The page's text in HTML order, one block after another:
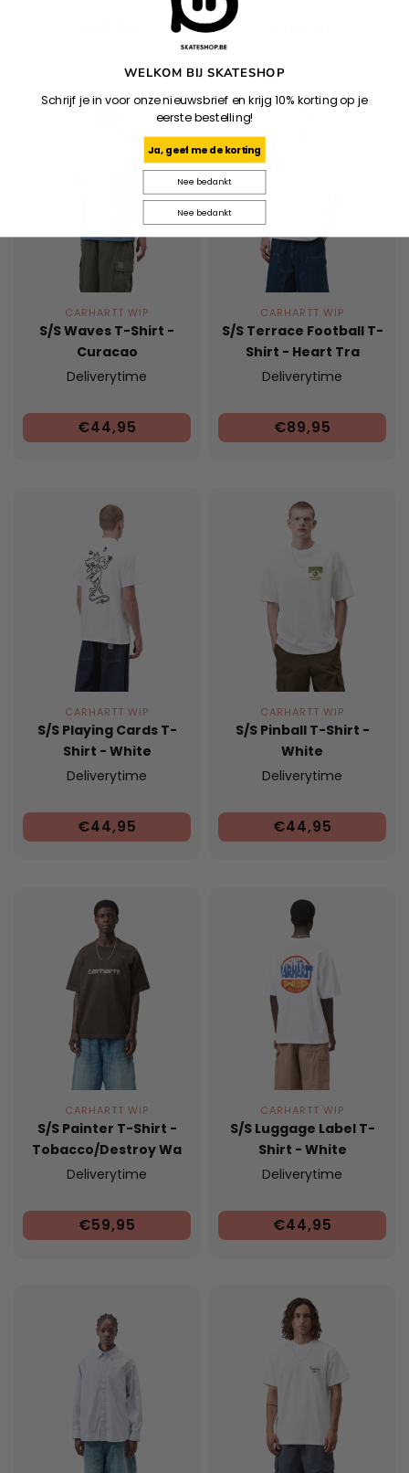
CARHARTT WIP
S/S Waves T-Shirt -
Curacao
Deliverytime
€44,95
CARHARTT WIP
S/S Terrace Football T-
Shirt - Heart Tra
Deliverytime
€89,95
CARHARTT WIP
S/S Playing Cards T-
Shirt - White
Deliverytime
€44,95
CARHARTT WIP
S/S Pinball T-Shirt -
White
Deliverytime
€44,95
CARHARTT WIP
S/S Painter T-Shirt -
Tobacco/Destroy Wa
Deliverytime
€59,95
CARHARTT WIP
S/S Luggage Label T-
Shirt - White
Deliverytime
€44,95
WELKOM BIJ SKATESHOP
Schrijf je in voor onze nieuwsbrief en krijg 10% korting op je
eerste bestelling!
Ja, geef me de korting
Nee bedankt
Nee bedankt